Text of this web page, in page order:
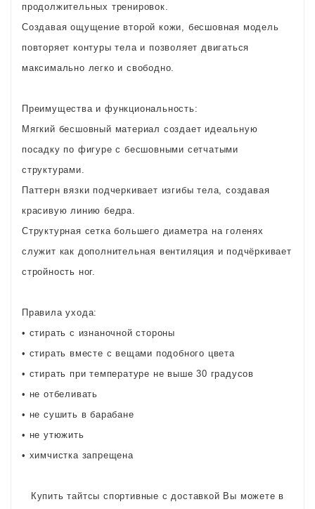
продолжительных тренировок.
Создавая ощущение второй кожи, бесшовная модель
повторяет контуры тела и позволяет двигаться
максимально легко и свободно.
Преимущества и функциональность:
Мягкий бесшовный материал создает идеальную
посадку по фигуре с бесшовными сетчатыми
структурами.
Паттерн вязки подчеркивает изгибы тела, создавая
красивую линию бедра.
Структурная сетка большего диаметра на голенях
служит как дополнительная вентиляция и подчёркивает
стройность ног.
Правила ухода:
• стирать c изнаночной стороны
• стирать вместе с вещами подобного цвета
• стирать при температуре не выше 30 градусов
• не отбеливать
• не сушить в барабане
• не утюжить
• химчистка запрещена
Купить тайтсы спортивные с доставкой Вы можете в